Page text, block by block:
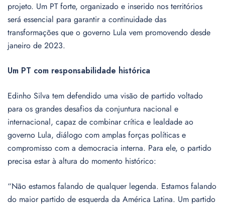
projeto. Um PT forte, organizado e inserido nos territórios
será essencial para garantir a continuidade das
transformações que o governo Lula vem promovendo desde
janeiro de 2023.
Um PT com responsabilidade histórica
Edinho Silva tem defendido uma visão de partido voltado
para os grandes desafios da conjuntura nacional e
internacional, capaz de combinar crítica e lealdade ao
governo Lula, diálogo com amplas forças políticas e
compromisso com a democracia interna. Para ele, o partido
precisa estar à altura do momento histórico:
“Não estamos falando de qualquer legenda. Estamos falando
do maior partido de esquerda da América Latina. Um partido